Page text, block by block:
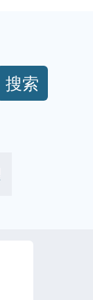
搜索